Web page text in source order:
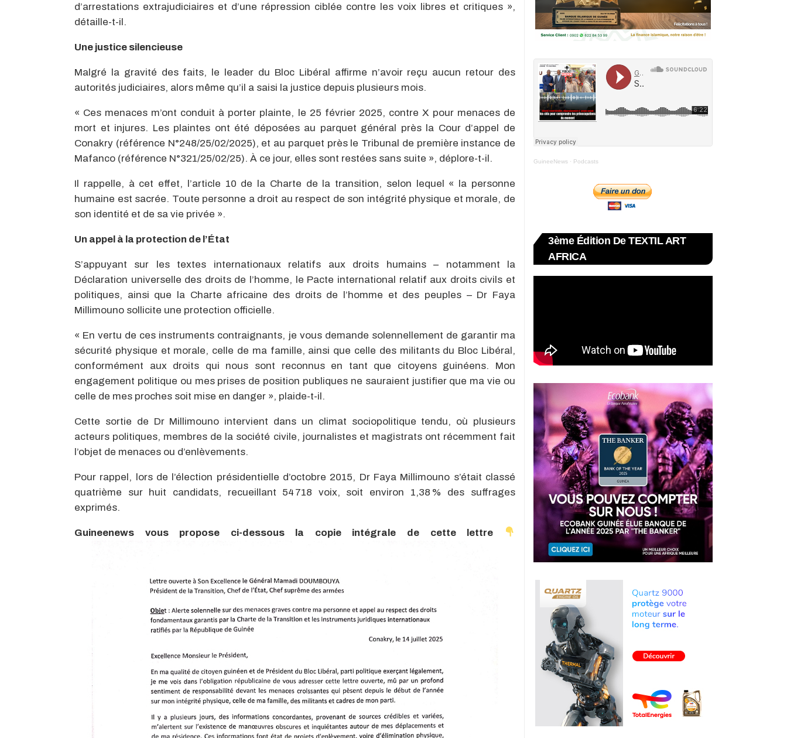
d’arrestations extrajudiciaires et d’une répression ciblée contre les voix libres et critiques »,
détaille-t-il.
Une justice silencieuse
Malgré la gravité des faits, le leader du Bloc Libéral affirme n’avoir reçu aucun retour des
autorités judiciaires, alors même qu’il a saisi la justice depuis plusieurs mois.
« Ces menaces m’ont conduit à porter plainte, le 25 février 2025, contre X pour menaces de
mort et injures. Les plaintes ont été déposées au parquet général près la Cour d’appel de
Conakry (référence N°248/25/02/2025), et au parquet près le Tribunal de première instance de
Mafanco (référence N°321/25/02/25). À ce jour, elles sont restées sans suite », déplore-t-il.
Il rappelle, à cet effet, l’article 10 de la Charte de la transition, selon lequel « la personne
humaine est sacrée. Toute personne a droit au respect de son intégrité physique et morale, de
son identité et de sa vie privée ».
Un appel à la protection de l’État
S’appuyant sur les textes internationaux relatifs aux droits humains – notamment la
Déclaration universelle des droits de l’homme, le Pacte international relatif aux droits civils et
politiques, ainsi que la Charte africaine des droits de l’homme et des peuples – Dr Faya
Millimouno sollicite une protection officielle.
« En vertu de ces instruments contraignants, je vous demande solennellement de garantir ma
sécurité physique et morale, celle de ma famille, ainsi que celle des militants du Bloc Libéral,
conformément aux droits qui nous sont reconnus en tant que citoyens guinéens. Mon
engagement politique ou mes prises de position publiques ne sauraient justifier que ma vie ou
celle de mes proches soit mise en danger », plaide-t-il.
Cette sortie de Dr Millimouno intervient dans un climat sociopolitique tendu, où plusieurs
acteurs politiques, membres de la société civile, journalistes et magistrats ont récemment fait
l’objet de menaces ou d’enlèvements.
Pour rappel, lors de l’élection présidentielle d’octobre 2015, Dr Faya Millimouno s’était classé
quatrième sur huit candidats, recueillant 54 718 voix, soit environ 1,38 % des suffrages
exprimés.
Guineenews vous propose ci-dessous la copie intégrale de cette lettre
GuineeNews · Podcasts
3ème Édition De TEXTIL ART
AFRICA